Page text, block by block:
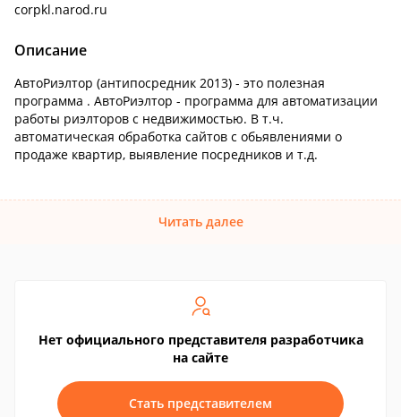
corpkl.narod.ru
Описание
АвтоРиэлтор (антипосредник 2013) - это полезная
программа . АвтоРиэлтор - программа для автоматизации
работы риэлторов с недвижимостью. В т.ч.
автоматическая обработка сайтов с обьявлениями о
продаже квартир, выявление посредников и т.д.
Читать далее
Нет официального представителя разработчика
на сайте
Стать представителем